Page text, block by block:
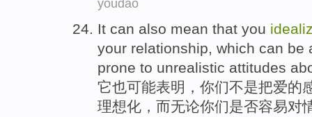
youdao
It can also mean that you
your relationship, which can be
prone to unrealistic attitudes
它也可能表明 ， 你们不是把爱的
理想化， 而无论你们是否容易对